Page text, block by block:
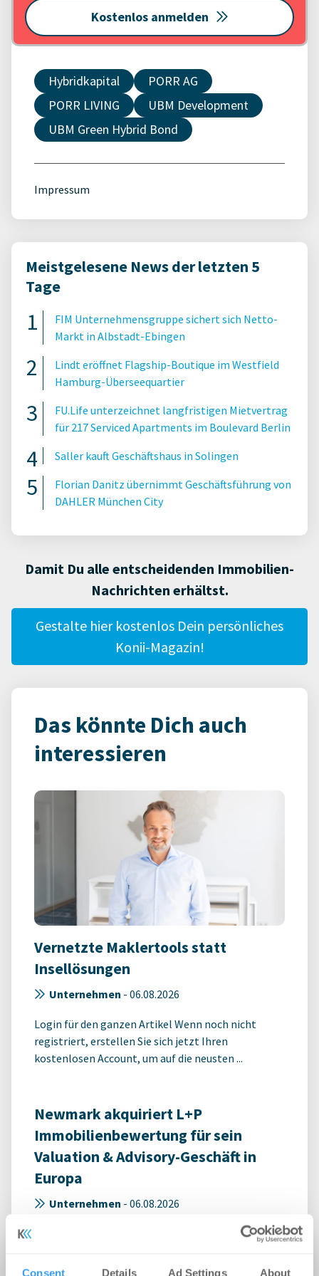
Consent Details Ad Settings About
Kostenlos anmelden
Hybridkapital
PORR AG
PORR LIVING
UBM Development
UBM Green Hybrid Bond
Impressum
Meistgelesene News der letzten 5
Tage
FIM Unternehmensgruppe sichert sich Netto-
Markt in Albstadt-Ebingen
Lindt eröffnet Flagship-Boutique im Westfield
Hamburg-Überseequartier
FU.Life unterzeichnet langfristigen Mietvertrag
für 217 Serviced Apartments im Boulevard Berlin
Saller kauft Geschäftshaus in Solingen
Florian Danitz übernimmt Geschäftsführung von
DAHLER München City
Damit Du alle entscheidenden Immobilien-
Nachrichten erhältst.
Gestalte hier kostenlos Dein persönliches
Konii-Magazin!
Das könnte Dich auch
interessieren
Vernetzte Maklertools statt
Insellösungen
Unternehmen - 06.08.2026
Login für den ganzen Artikel Wenn noch nicht
registriert, erstellen Sie sich jetzt Ihren
kostenlosen Account, um auf die neusten ...
Newmark akquiriert L+P
Immobilienbewertung für sein
Valuation & Advisory-Geschäft in
Europa
Unternehmen - 06.08.2026
Login für den ganzen Artikel Wenn noch nicht
kostenlosen Account, um auf die neusten ...